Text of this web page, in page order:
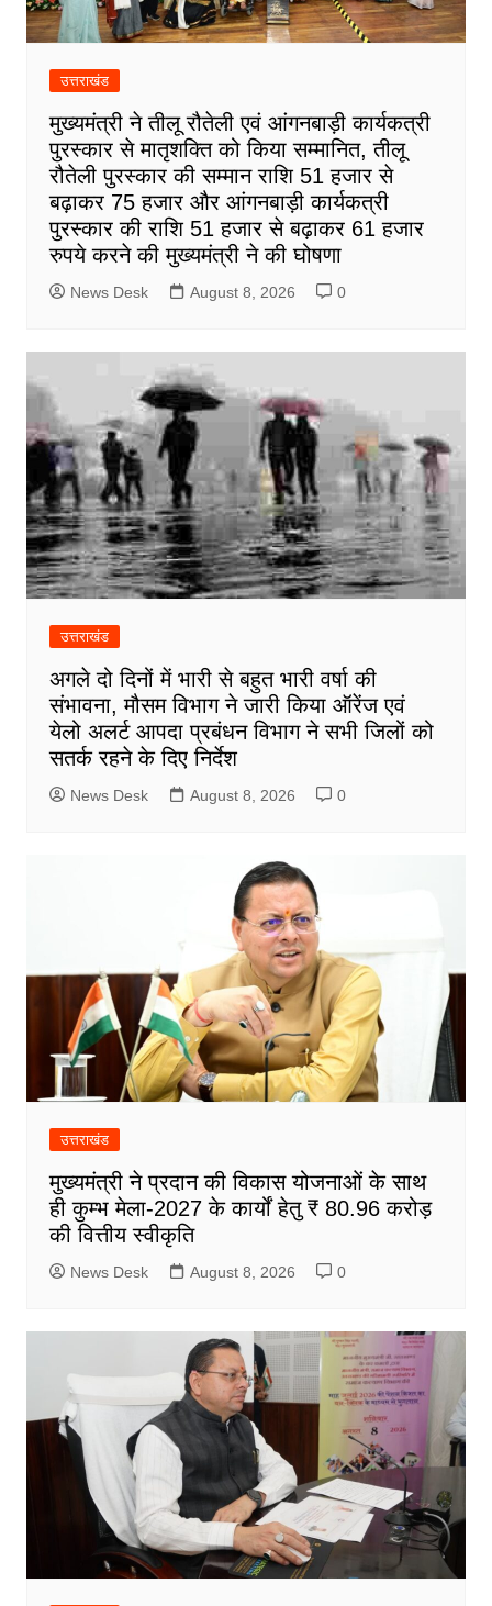
उत्तराखंड
मुख्यमंत्री ने तीलू रौतेली एवं आंगनबाड़ी कार्यकत्री
पुरस्कार से मातृशक्ति को किया सम्मानित, तीलू
रौतेली पुरस्कार की सम्मान राशि 51 हजार से
बढ़ाकर 75 हजार और आंगनबाड़ी कार्यकत्री
पुरस्कार की राशि 51 हजार से बढ़ाकर 61 हजार
रुपये करने की मुख्यमंत्री ने की घोषणा
News Desk August 8, 2026 0
उत्तराखंड
अगले दो दिनों में भारी से बहुत भारी वर्षा की
संभावना, मौसम विभाग ने जारी किया ऑरेंज एवं
येलो अलर्ट आपदा प्रबंधन विभाग ने सभी जिलों को
सतर्क रहने के दिए निर्देश
News Desk August 8, 2026 0
उत्तराखंड
मुख्यमंत्री ने प्रदान की विकास योजनाओं के साथ
ही कुम्भ मेला-2027 के कार्यों हेतु ₹ 80.96 करोड़
की वित्तीय स्वीकृति
News Desk August 8, 2026 0